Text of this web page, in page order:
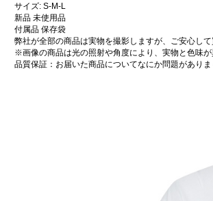
サイズ: S-M-L
新品 未使用品
付属品 保存袋
弊社が全部の商品は実物を撮影しますが、ご安心し
※画像の商品は光の照射や角度により、実物と色味
品質保証：お届いた商品についてなにか問題があり